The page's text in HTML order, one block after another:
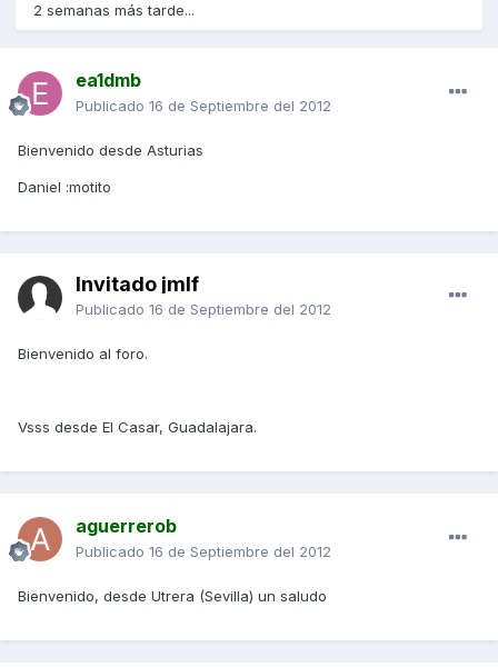
2 semanas más tarde...
ea1dmb
Publicado 16 de Septiembre del 2012
Bienvenido desde Asturias
Daniel :motito
Invitado jmlf
Publicado 16 de Septiembre del 2012
Bienvenido al foro.
Vsss desde El Casar, Guadalajara.
aguerrerob
Publicado 16 de Septiembre del 2012
Bienvenido, desde Utrera (Sevilla) un saludo